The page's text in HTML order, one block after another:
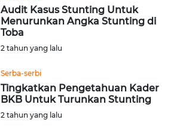
Audit Kasus Stunting Untuk
Menurunkan Angka Stunting di
Toba
2 tahun yang lalu
Serba-serbi
Tingkatkan Pengetahuan Kader
BKB Untuk Turunkan Stunting
2 tahun yang lalu